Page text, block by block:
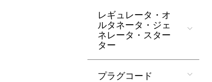
レギュレータ・オ
ルタネータ・ジェ
ネレータ・スター
ター
プラグコード